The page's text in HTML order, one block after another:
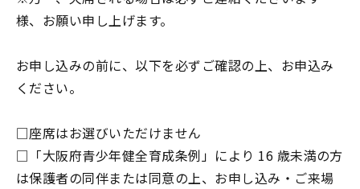
様、お願い申し上げます。
お申し込みの前に、以下を必ずご確認の上、お申込み
ください。
□座席はお選びいただけません
□「大阪府青少年健全育成条例」により 16 歳未満の方
は保護者の同伴または同意の上、お申し込み・ご来場